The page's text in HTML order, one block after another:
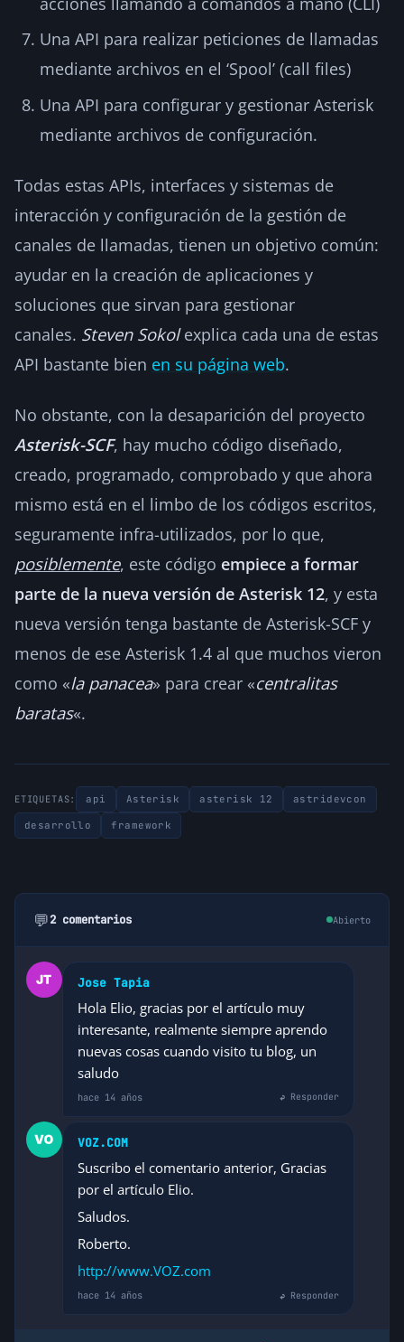
Una API para realizar peticiones de llamadas
mediante archivos en el ‘Spool’ (call files)
Una API para configurar y gestionar Asterisk
mediante archivos de configuración.
Todas estas APIs, interfaces y sistemas de
interacción y configuración de la gestión de
canales de llamadas, tienen un objetivo común:
ayudar en la creación de aplicaciones y
soluciones que sirvan para gestionar
canales. Steven Sokolexplica cada una de estas
API bastante bien en su página web.
No obstante, con la desaparición del proyecto
Asterisk-SCF, hay mucho código diseñado,
creado, programado, comprobado y que ahora
mismo está en el limbo de los códigos escritos,
seguramente infra-utilizados, por lo que,
posiblemente, este código empiece a formar
parte de la nueva versión de Asterisk 12, y esta
nueva versión tenga bastante de Asterisk-SCF y
menos de ese Asterisk 1.4 al que muchos vieron
como «la panacea» para crear «centralitas
baratas«.
ETIQUETAS: api Asterisk asterisk 12 astridevcon
desarrollo framework
💬2 comentarios Abierto
Jose Tapia
Hola Elio, gracias por el artículo muy
interesante, realmente siempre aprendo
nuevas cosas cuando visito tu blog, un
saludo
hace 14 años ↩ Responder
VOZ.COM
Suscribo el comentario anterior, Gracias
por el artículo Elio.
Saludos.
Roberto.
http://www.VOZ.com
hace 14 años ↩ Responder